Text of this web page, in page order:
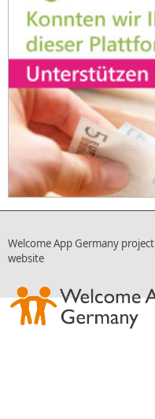
Welcome App Germany project
website